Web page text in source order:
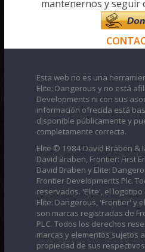
mantenernos y seguir
Esta web no es una
Elite: Dangerous y no está
Developments ni con sus
información ofrecida está
disponible públicamente y
completamente correcta.
Elite © 1984 David Braben &
David Braben, Frontier: First
David Braben y Elite:
Frontier Developments Plc.
reservados. 'Elite', el logotipo
Elite: Dangerous, 'Frontier' y
son marcas registradas de
PLC. Todos los derechos
marcas y elementos sujetos
propiedad de sus